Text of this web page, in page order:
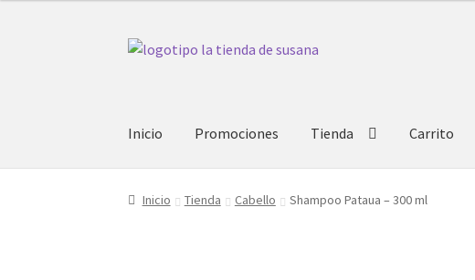
Ir
Ir
Inicio Promociones Tienda Carrito
Inicio Tienda Cabello Shampoo Pataua – 300 ml